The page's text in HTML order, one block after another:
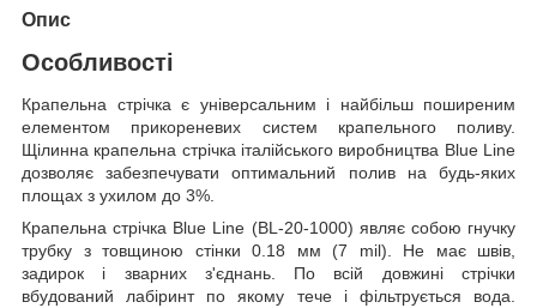
Опис
Особливості
Крапельна стрічка є універсальним і найбільш поширеним
елементом прикореневих систем крапельного поливу.
Щілинна крапельна стрічка італійського виробництва Blue Line
дозволяє забезпечувати оптимальний полив на будь-яких
площах з ухилом до 3%.
Крапельна стрічка Blue Line (BL-20-1000) являє собою гнучку
трубку з товщиною стінки 0.18 мм (7 mil). Не має швів,
задирок і зварних з'єднань. По всій довжині стрічки
вбудований лабіринт по якому тече і фільтрується вода.